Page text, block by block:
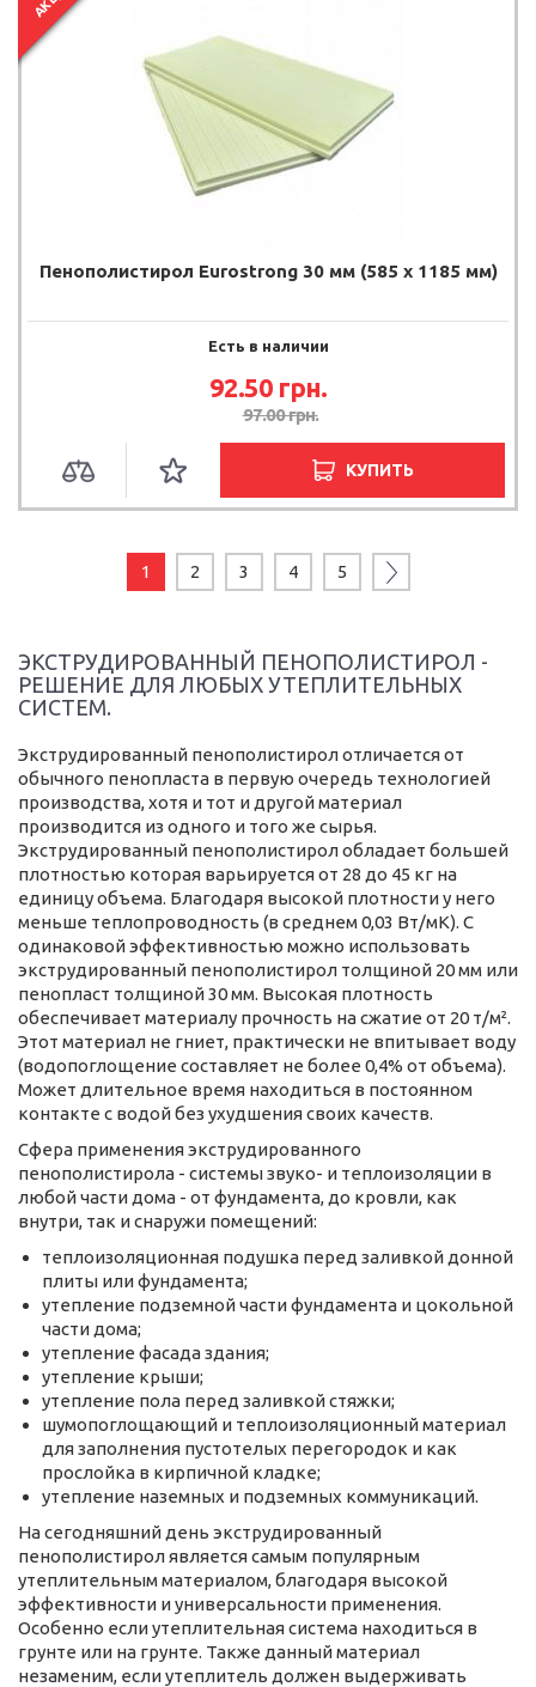
Пенополистирол Eurostrong 30 мм (585 x 1185 мм)
Есть в наличии
92.50 грн.
97.00 грн.
КУПИТЬ
1 2 3 4 5
ЭКСТРУДИРОВАННЫЙ ПЕНОПОЛИСТИРОЛ -
РЕШЕНИЕ ДЛЯ ЛЮБЫХ УТЕПЛИТЕЛЬНЫХ
СИСТЕМ.
Экструдированный пенополистирол отличается от
обычного пенопласта в первую очередь технологией
производства, хотя и тот и другой материал
производится из одного и того же сырья.
Экструдированный пенополистирол обладает большей
плотностью которая варьируется от 28 до 45 кг на
единицу объема. Благодаря высокой плотности у него
меньше теплопроводность (в среднем 0,03 Вт/мК). С
одинаковой эффективностью можно использовать
экструдированный пенополистирол толщиной 20 мм или
пенопласт толщиной 30 мм. Высокая плотность
обеспечивает материалу прочность на сжатие от 20 т/м².
Этот материал не гниет, практически не впитывает воду
(водопоглощение составляет не более 0,4% от объема).
Может длительное время находиться в постоянном
контакте с водой без ухудшения своих качеств.
Сфера применения экструдированного
пенополистирола - системы звуко- и теплоизоляции в
любой части дома - от фундамента, до кровли, как
внутри, так и снаружи помещений:
теплоизоляционная подушка перед заливкой донной
плиты или фундамента;
утепление подземной части фундамента и цокольной
части дома;
утепление фасада здания;
утепление крыши;
утепление пола перед заливкой стяжки;
шумопоглощающий и теплоизоляционный материал
для заполнения пустотелых перегородок и как
прослойка в кирпичной кладке;
утепление наземных и подземных коммуникаций.
На сегодняшний день экструдированный
пенополистирол является самым популярным
утеплительным материалом, благодаря высокой
эффективности и универсальности применения.
Особенно если утеплительная система находиться в
грунте или на грунте. Также данный материал
незаменим, если утеплитель должен выдерживать